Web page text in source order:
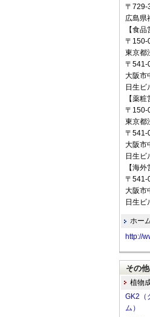
〒729-
広島県
【食品
〒
東京都
〒
大阪市
日生ビ
【薬粧
〒
東京都
〒
大阪市
日生ビ
【海外
〒541-
大阪市
日生ビ
ホー
http://
その
植物
GK2（
ム）